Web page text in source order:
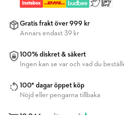
Gratis frakt över 999 kr
Annars endast 39 kr
100% diskret & säkert
Ingen kan se var och vad du
100* dagar öppet köp
Nöjd eller pengarna tillbaka